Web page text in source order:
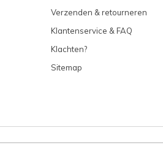
Verzenden & retourneren
Klantenservice & FAQ
Klachten?
Sitemap